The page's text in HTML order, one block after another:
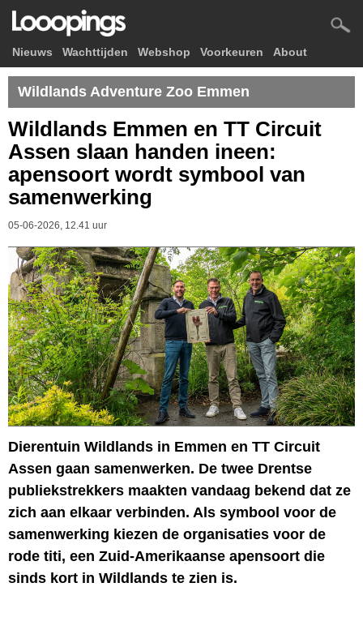
Nieuws Wachttijden Webshop Voorkeuren About
Wildlands Adventure Zoo Emmen
Wildlands Emmen en TT Circuit
Assen slaan handen ineen:
apensoort wordt symbool van
samenwerking
05-06-2026, 12.41 uur
Dierentuin Wildlands in Emmen en TT Circuit
Assen gaan samenwerken. De twee Drentse
publiekstrekkers maakten vandaag bekend dat ze
zich aan elkaar verbinden. Als symbool voor de
samenwerking kiezen de organisaties voor de
rode titi, een Zuid-Amerikaanse apensoort die
sinds kort in Wildlands te zien is.